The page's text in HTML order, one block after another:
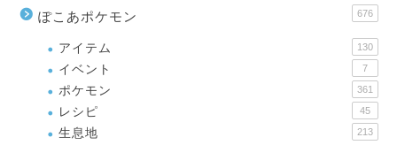
ぽこあポケモン 676
アイテム 130
イベント 7
ポケモン 361
レシピ 45
生息地 213